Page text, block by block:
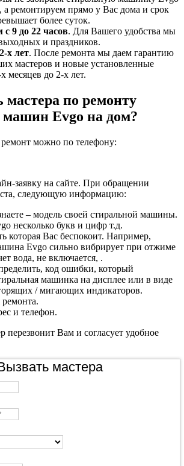
а ремонтируем прямо у Вас дома и срок
более суток.
9 до 22 часов. Для Вашего удобства мы
и праздников.
х лет. После ремонта мы даем гарантию
мастеров и новые установленные
месяцев до 2-х лет.
мастера по ремонту
Evgo на дом?
ремонт можно по телефону:
заявку на сайте. При обращении
следующую информацию:
– модель своей стиральной машины.
несколько букв и цифр т.д.
которая Вас беспокоит. Например,
Evgo сильно вибрирует при отжиме
вода, не включается, .
код ошибки, который
машинка на дисплее или в виде
/ мигающих индикаторов.
и телефон.
перезвонит Вам и согласует удобное
мастера